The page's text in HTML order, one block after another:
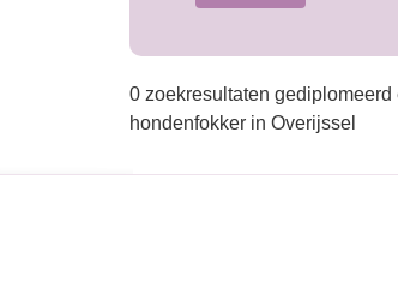
0 zoekresultaten
hondenfokker in Overijssel